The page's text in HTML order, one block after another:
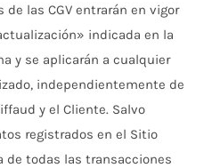
las CGV entrarán en vigor
indicada en la
y se aplicarán a cualquier
independientemente de
y el Cliente. Salvo
registrados en el Sitio
de todas las transacciones